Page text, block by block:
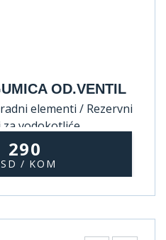
OD.VENTIL
elementi / Rezervni
za vodokotliće
290
/ KOM